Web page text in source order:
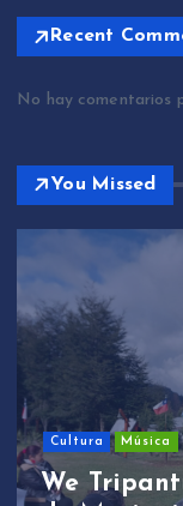
Recent
No hay comentarios
You Missed
Cultura Música
We